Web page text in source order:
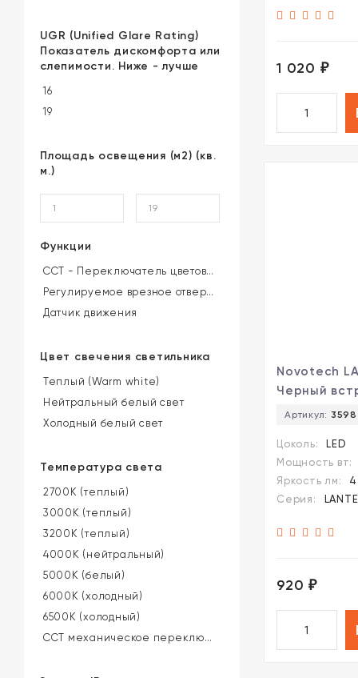
70
75
90
100
120
160
UGR (Unified Glare Rating)
Показатель дискомфорта или
слепимости. Ниже - лучше
16
19
Площадь освещения (м2) (кв.
м.)
Функции
CCT - Переключатель цветовой температуры (на корпусе или драйвере)
Регулируемое врезное отверстие
Датчик движения
Цвет свечения светильника
Теплый (Warm white)
Нейтральный белый свет
Холодный белый свет
Температура света
2700K (теплый)
3000K (теплый)
3200K (теплый)
4000K (нейтральный)
5000K (белый)
6000K (холодный)
6500K (холодный)
CCT механическое переключение
CRI≥90
1 020 ₽
Novotech
Черный
цветовой
LED 12Вт
100° 3000-
Артикул:
Цоколь:
LED
Мощность вт:
Яркость лм:
Серия:
LANTE
920 ₽